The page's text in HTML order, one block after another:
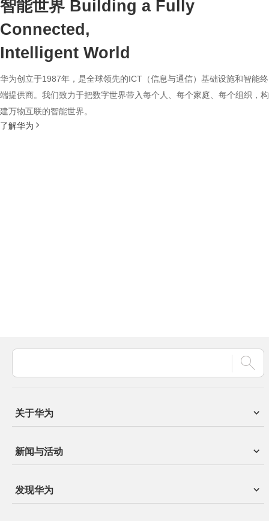
智能世界 Building a Fully
Connected,
Intelligent World
华为创立于1987年，是全球领先的ICT（信息与通信）基础设施和智能终
端提供商。我们致力于把数字世界带入每个人、每个家庭、每个组织，构
建万物互联的智能世界。
了解华为
关于华为
新闻与活动
发现华为